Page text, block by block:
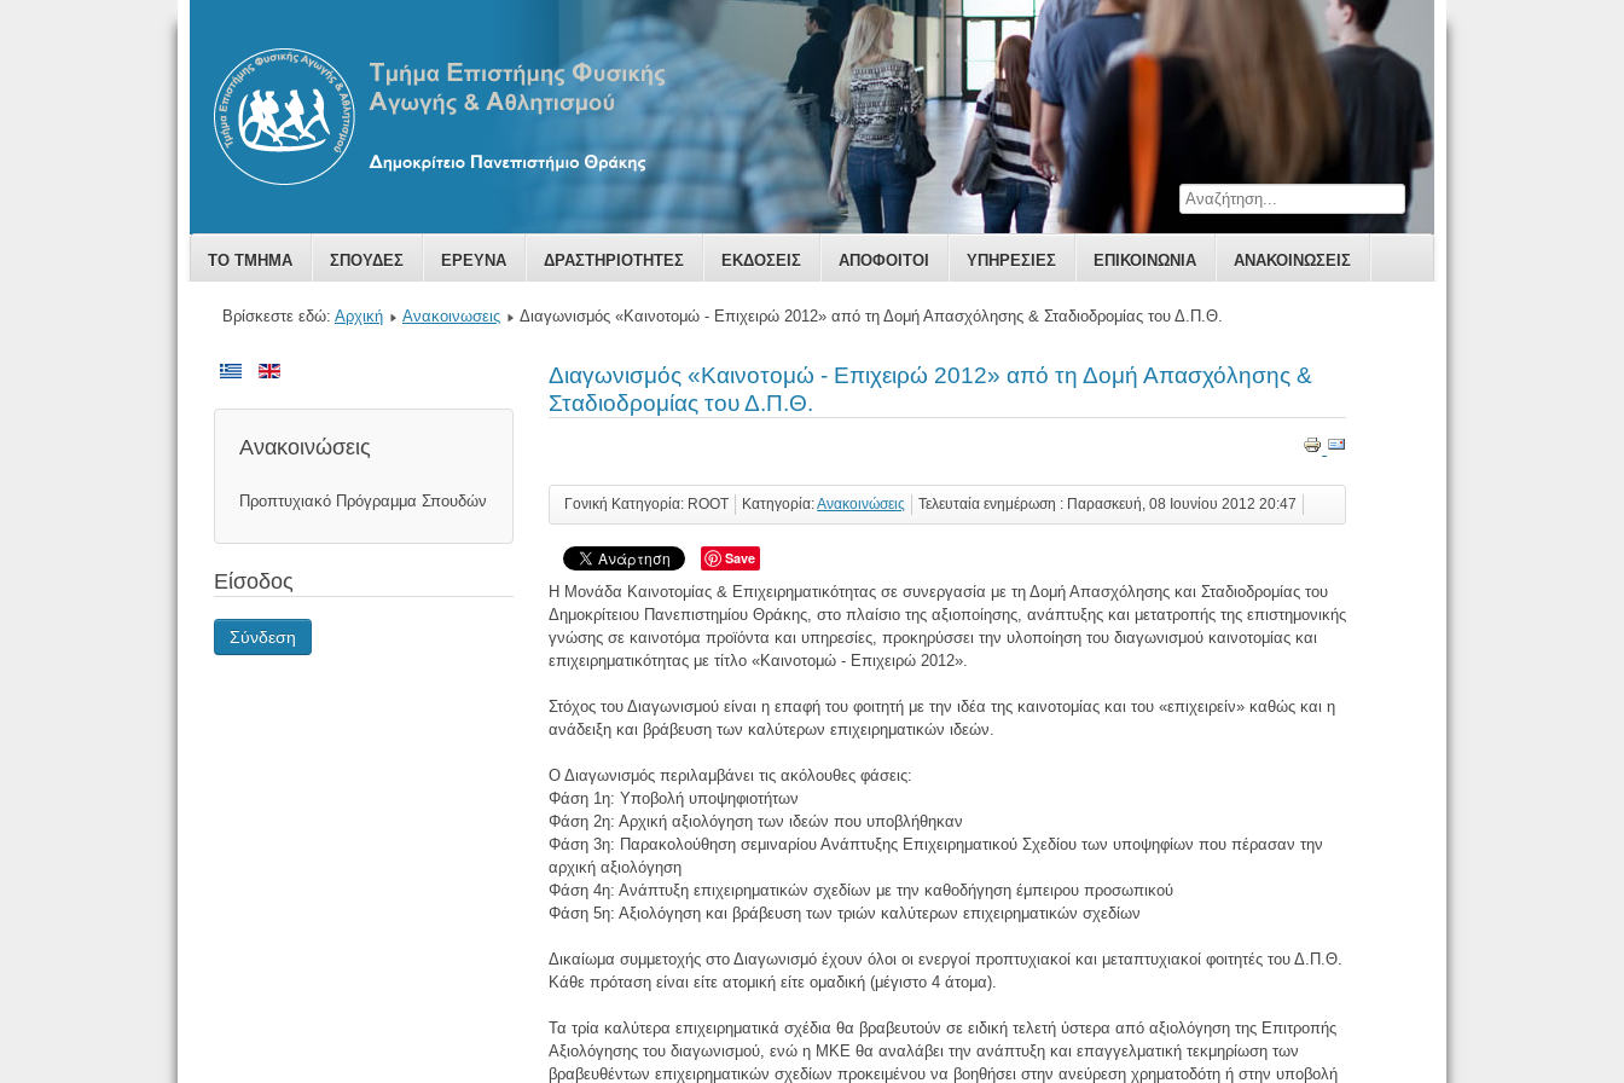
ΤΟ ΤΜΗΜΑ ΣΠΟΥΔΕΣ ΕΡΕΥΝΑ ΔΡΑΣΤΗΡΙΟΤΗΤΕΣ ΕΚΔΟΣΕΙΣ ΑΠΟΦΟΙΤΟΙ ΥΠΗΡΕΣΙΕΣ ΕΠΙΚΟΙΝΩΝΊΑ ΑΝΑΚΟΙΝΩΣΕΙΣ
Βρίσκεστε εδώ: Αρχική Ανακοινωσεις Διαγωνισμός «Καινοτομώ - Επιχειρώ 2012» από τη Δομή Απασχόλησης & Σταδιοδρομίας του Δ.Π.Θ.
Ανακοινώσεις
Προπτυχιακό Πρόγραμμα Σπουδών
Είσοδος
Σύνδεση
Διαγωνισμός «Καινοτομώ - Επιχειρώ 2012» από τη Δομή Απασχόλησης &
Σταδιοδρομίας του Δ.Π.Θ.
Γονική Κατηγορία: ROOT Κατηγορία:Ανακοινώσεις Τελευταία ενημέρωση : Παρασκευή, 08 Ιουνίου 2012 20:47
Save
Η Μονάδα Καινοτομίας & Επιχειρηματικότητας σε συνεργασία με τη Δομή Απασχόλησης και Σταδιοδρομίας του
Δημοκρίτειου Πανεπιστημίου Θράκης, στο πλαίσιο της αξιοποίησης, ανάπτυξης και μετατροπής της επιστημονικής
γνώσης σε καινοτόμα προϊόντα και υπηρεσίες, προκηρύσσει την υλοποίηση του διαγωνισμού καινοτομίας και
επιχειρηματικότητας με τίτλο «Καινοτομώ - Επιχειρώ 2012».
Στόχος του Διαγωνισμού είναι η επαφή του φοιτητή με την ιδέα της καινοτομίας και του «επιχειρείν» καθώς και η
ανάδειξη και βράβευση των καλύτερων επιχειρηματικών ιδεών.
Ο Διαγωνισμός περιλαμβάνει τις ακόλουθες φάσεις:
Φάση 1η: Υποβολή υποψηφιοτήτων
Φάση 2η: Αρχική αξιολόγηση των ιδεών που υποβλήθηκαν
Φάση 3η: Παρακολούθηση σεμιναρίου Ανάπτυξης Επιχειρηματικού Σχεδίου των υποψηφίων που πέρασαν την
αρχική αξιολόγηση
Φάση 4η: Ανάπτυξη επιχειρηματικών σχεδίων με την καθοδήγηση έμπειρου προσωπικού
Φάση 5η: Αξιολόγηση και βράβευση των τριών καλύτερων επιχειρηματικών σχεδίων
Δικαίωμα συμμετοχής στο Διαγωνισμό έχουν όλοι οι ενεργοί προπτυχιακοί και μεταπτυχιακοί φοιτητές του Δ.Π.Θ.
Κάθε πρόταση είναι είτε ατομική είτε ομαδική (μέγιστο 4 άτομα).
Τα τρία καλύτερα επιχειρηματικά σχέδια θα βραβευτούν σε ειδική τελετή ύστερα από αξιολόγηση της Επιτροπής
Αξιολόγησης του διαγωνισμού, ενώ η ΜΚΕ θα αναλάβει την ανάπτυξη και επαγγελματική τεκμηρίωση των
βραβευθέντων επιχειρηματικών σχεδίων προκειμένου να βοηθήσει στην ανεύρεση χρηματοδότη ή στην υποβολή